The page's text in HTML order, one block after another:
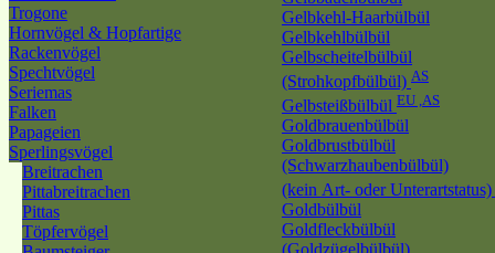
Trogone
Hornvögel & Hopfartige
Rackenvögel
Spechtvögel
Seriemas
Falken
Papageien
Sperlingsvögel
Breitrachen
Pittabreitrachen
Pittas
Töpfervögel
Gelbkehl-Haarbülbül
Gelbkehlbülbül
Gelbscheitelbülbül
(Strohkopfbülbül) AS
Gelbsteißbülbül EU ,AS
Goldbrauenbülbül
Goldbrustbülbül
(Schwarzhaubenbülbül)
(kein Art- oder Unterartstatus)
Goldbülbül
Goldfleckbülbül
(Goldzügelbülbül)